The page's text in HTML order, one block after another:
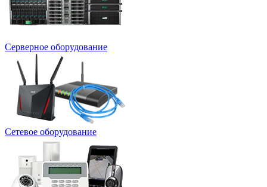
Серверное оборудование
Сетевое оборудование